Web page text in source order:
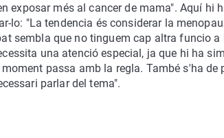
exposar més al cancer de mama". Aquí hi
lo: "La tendencia és considerar la
sembla que no tinguem cap altra funcio
una atenció especial, ja que hi ha
passa amb la regla. També s'ha de
parlar del tema".